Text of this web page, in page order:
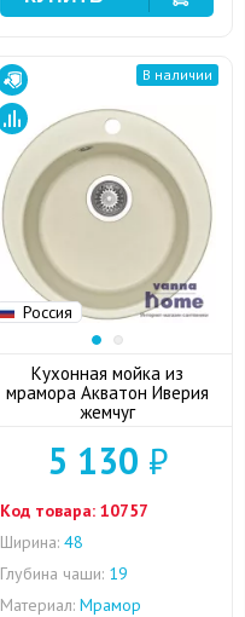
Россия
В наличии
Кухонная мойка из
мрамора Акватон Иверия
жемчуг
5 130 ₽
Код товара: 10757
Ширина: 48
Глубина чаши: 19
Материал: Мрамор